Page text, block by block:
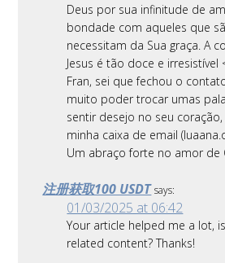
Deus por sua infinitude de
bondade com aqueles que
necessitam da Sua graça. A
Jesus é tão doce e irresistível
Fran, sei que fechou o
muito poder trocar umas
sentir desejo no seu
minha caixa de email
Um abraço forte no amor de
注册获取100 USDT says:
01/03/2025 at 06:42
Your article helped me a lot,
related content? Thanks!